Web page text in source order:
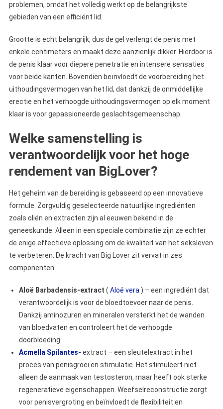
problemen, omdat het volledig werkt op de belangrijkste
gebieden van een efficiënt lid.
Grootte is echt belangrijk, dus de gel verlengt de penis met
enkele centimeters en maakt deze aanzienlijk dikker. Hierdoor is
de penis klaar voor diepere penetratie en intensere sensaties
voor beide kanten. Bovendien beïnvloedt de voorbereiding het
uithoudingsvermogen van het lid, dat dankzij de onmiddellijke
erectie en het verhoogde uithoudingsvermogen op elk moment
klaar is voor gepassioneerde geslachtsgemeenschap.
Welke samenstelling is
verantwoordelijk voor het hoge
rendement van BigLover?
Het geheim van de bereiding is gebaseerd op een innovatieve
formule. Zorgvuldig geselecteerde natuurlijke ingrediënten
zoals oliën en extracten zijn al eeuwen bekend in de
geneeskunde. Alleen in een speciale combinatie zijn ze echter
de enige effectieve oplossing om de kwaliteit van het seksleven
te verbeteren. De kracht van Big Lover zit vervat in zes
componenten:
Aloë Barbadensis-extract ( Aloë vera ) – een ingrediënt dat
verantwoordelijk is voor de bloedtoevoer naar de penis.
Dankzij aminozuren en mineralen versterkt het de wanden
van bloedvaten en controleert het de verhoogde
doorbloeding.
Acmella Spilantes- extract – een sleutelextract in het
proces van penisgroei en stimulatie. Het stimuleert niet
alleen de aanmaak van testosteron, maar heeft ook sterke
regeneratieve eigenschappen. Weefselreconstructie zorgt
voor penisvergroting en beïnvloedt de flexibiliteit en